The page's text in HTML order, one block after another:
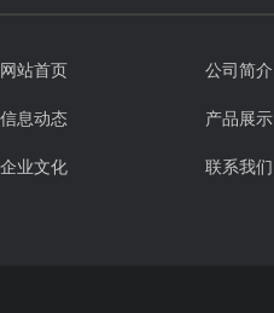
网站首页 公司简介
信息动态 产品展示
企业文化 联系我们